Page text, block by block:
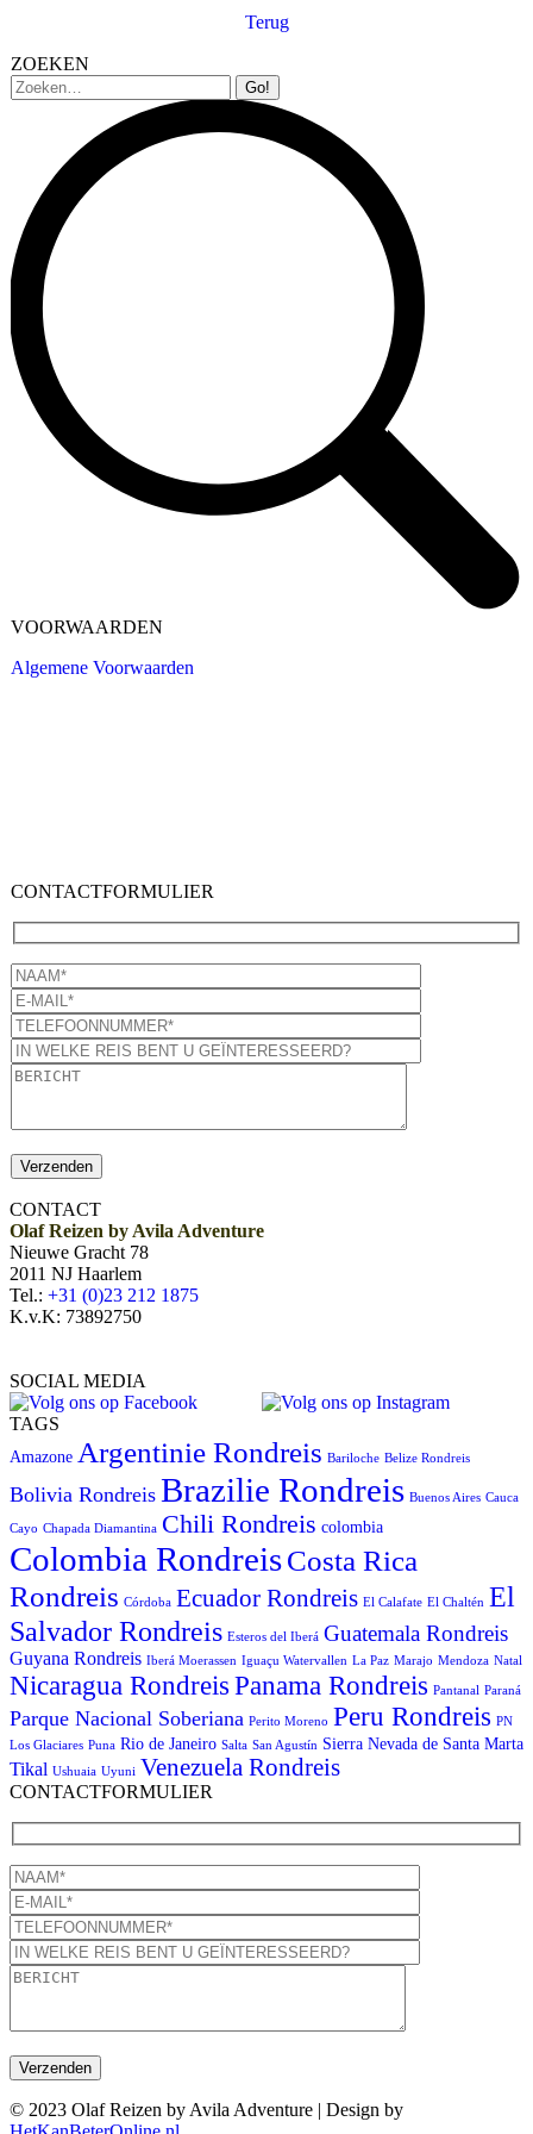
Terug
ZOEKEN
Zoeken:
VOORWAARDEN
Algemene Voorwaarden
CONTACTFORMULIER
CONTACT
Olaf Reizen by Avila Adventure
Nieuwe Gracht 78
2011 NJ Haarlem
Tel.: +31 (0)23 212 1875
K.v.K: 73892750
SOCIAL MEDIA
TAGS
Amazone Argentinie Rondreis Bariloche Belize Rondreis
Bolivia Rondreis Brazilie Rondreis Buenos Aires Cauca
Cayo Chapada Diamantina Chili Rondreis colombia
Colombia RondreisCosta Rica
Rondreis Córdoba Ecuador Rondreis El Calafate El Chaltén El
Salvador Rondreis Esteros del Iberá Guatemala Rondreis
Guyana Rondreis Iberá Moerassen Iguaçu Watervallen La Paz Marajo Mendoza Natal
Nicaragua Rondreis Panama Rondreis Pantanal Paraná
Parque Nacional Soberiana Perito Moreno Peru Rondreis PN
Los Glaciares Puna Rio de Janeiro Salta San Agustín Sierra Nevada de Santa Marta
Tikal Ushuaia Uyuni Venezuela Rondreis
CONTACTFORMULIER
© 2023 Olaf Reizen by Avila Adventure | Design by